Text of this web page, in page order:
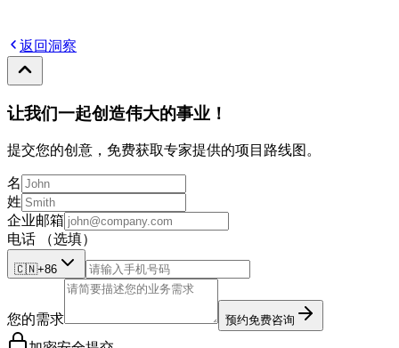
返回洞察
让我们一起创造伟大的事业！
提交您的创意，免费获取专家提供的项目路线图。
名
姓
企业邮箱
电话
（选填）
🇨🇳+86
您的需求 预约免费咨询